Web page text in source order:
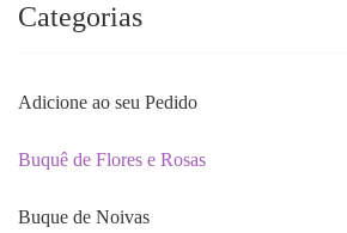
Categorias
Adicione ao seu Pedido
Buquê de Flores e Rosas
Buque de Noivas